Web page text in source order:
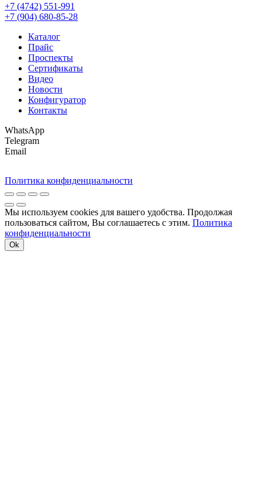
+7 (4742) 551-991
+7 (904) 680-85-28
Каталог
Прайс
Проспекты
Сертификаты
Видео
Новости
Конфигуратор
Контакты
WhatsApp
Telegram
Email
Политика конфиденциальности
Мы используем cookies для вашего удобства. Продолжая
пользоваться сайтом, Вы соглашаетесь с этим. Политика
конфиденциальности
Ok